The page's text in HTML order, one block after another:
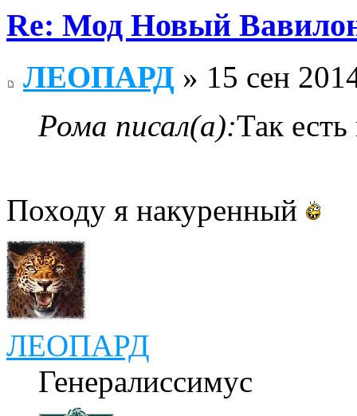
Re: Мод Новый
ЛЕОПАРД » 15 сен
Рома писал(а):Так
Походу я накуренный
ЛЕОПАРД
Генералиссимус